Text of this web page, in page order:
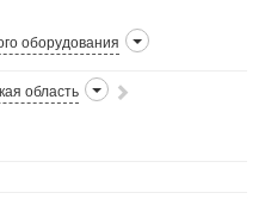
оборудования
область